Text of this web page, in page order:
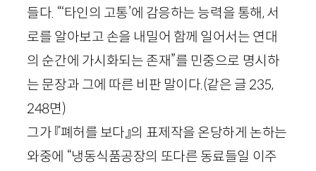
들다. “‘타인의 고통’에 감응하는 능력을 통해, 서
로를 알아보고 손을 내밀어 함께 일어서는 연대
의 순간에 가시화되는 존재”를 민중으로 명시하
는 문장과 그에 따른 비판 말이다.(같은 글 235,
248면)
그가 『폐허를 보다』의 표제작을 온당하게 논하는
와중에 “냉동식품공장의 또다른 동료들일 이주